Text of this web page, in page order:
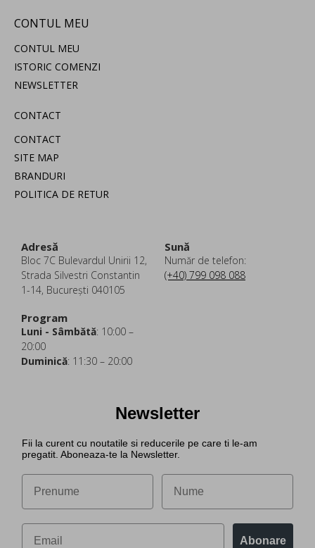
CONTUL MEU
CONTUL MEU
ISTORIC COMENZI
NEWSLETTER
CONTACT
CONTACT
SITE MAP
BRANDURI
POLITICA DE RETUR
Adresă
Bloc 7C Bulevardul Unirii 12,
Strada Silvestri Constantin
1-14, București 040105
Sună
Număr de telefon:
(+40) 799 098 088
Program
Luni - Sâmbătă: 10:00 –
20:00
Duminică: 11:30 – 20:00
Newsletter
Fii la curent cu noutatile si reducerile pe care ti le-am
pregatit. Aboneaza-te la Newsletter.
Abonare